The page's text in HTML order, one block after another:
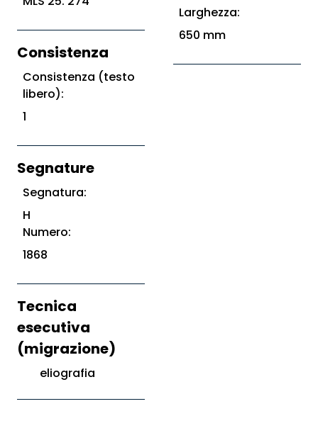
Consistenza
Consistenza (testo
libero):
1
Segnature
Segnatura:
H
Numero:
1868
Tecnica
esecutiva
(migrazione)
eliografia
Larghezza:
650 mm